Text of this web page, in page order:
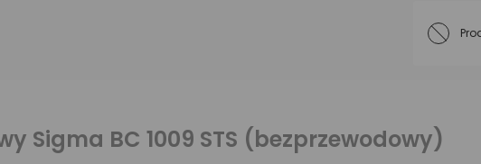
Sigma BC 1009 STS (bezprzewodowy)